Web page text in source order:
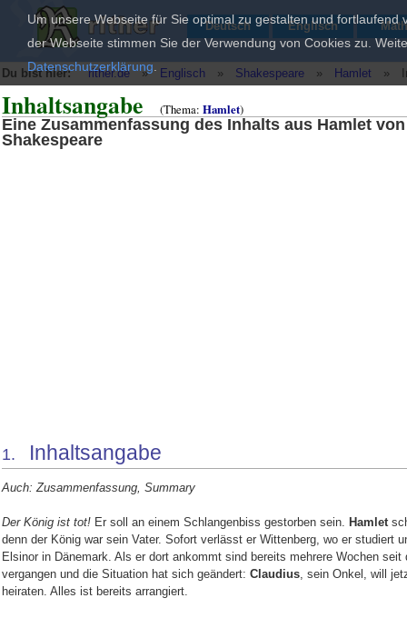
Deutsch Englisch
Du bist hier: rither.de » Englisch » Shakespeare » Hamlet »
Inhaltsangabe (Thema: Hamlet)
Eine Zusammenfassung des Inhalts aus Hamlet
Shakespeare
1. Inhaltsangabe
Auch: Zusammenfassung, Summary
Der König ist tot! Er soll an einem Schlangenbiss gestorben sein. Hamlet
denn der König war sein Vater. Sofort verlässt er Wittenberg, wo er studiert
Elsinor in Dänemark. Als er dort ankommt sind bereits mehrere Wochen seit
vergangen und die Situation hat sich geändert: Claudius, sein Onkel, will
heiraten. Alles ist bereits arrangiert.
Um unsere Webseite für Sie optimal zu gestalten und
der Webseite stimmen Sie der Verwendung von Cookies zu.
Datenschutzerklärung.